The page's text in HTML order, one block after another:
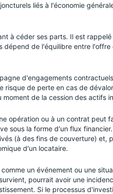
liés à l'économie
à céder ses parts. Il est rappelé
de l'équilibre entre l'offre
d'engagements
risque de perte en cas de
de la cession des actifs
opération ou à un contrat peut
sous la forme d'un flux
(à des fins de couverture) et,
d'un locataire.
un événement ou une
pourrait avoir une
Si le processus